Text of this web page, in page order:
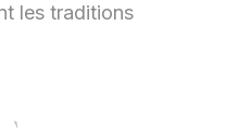
les traditions